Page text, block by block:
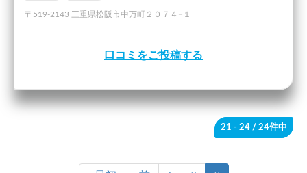
〒519-2143 三重県松阪市中万町２０７４−１
口コミをご投稿する
21 - 24 / 24件中